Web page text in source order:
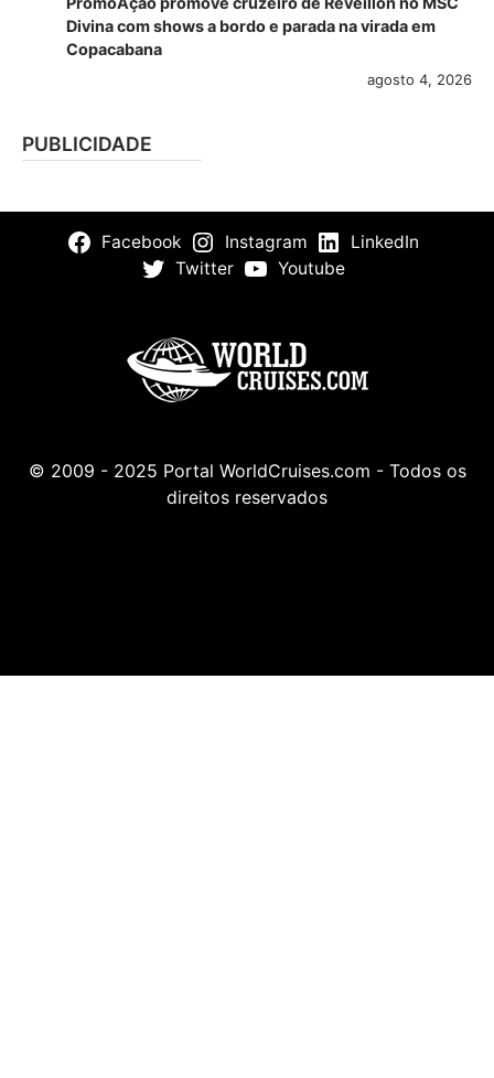
Divina com shows a bordo e parada na virada em
Copacabana
agosto 4, 2026
PUBLICIDADE
Facebook Instagram
LinkedIn
Twitter
Youtube
© 2009 - 2025 Portal WorldCruises.com - Todos os
direitos reservados